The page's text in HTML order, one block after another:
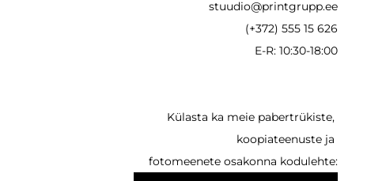
stuudio@printgrupp.ee
(+372) 555 15 626
E-R: 10:30-18:00
Külasta ka meie pabertrükiste,
koopiateenuste ja
fotomeenete osakonna kodulehte: